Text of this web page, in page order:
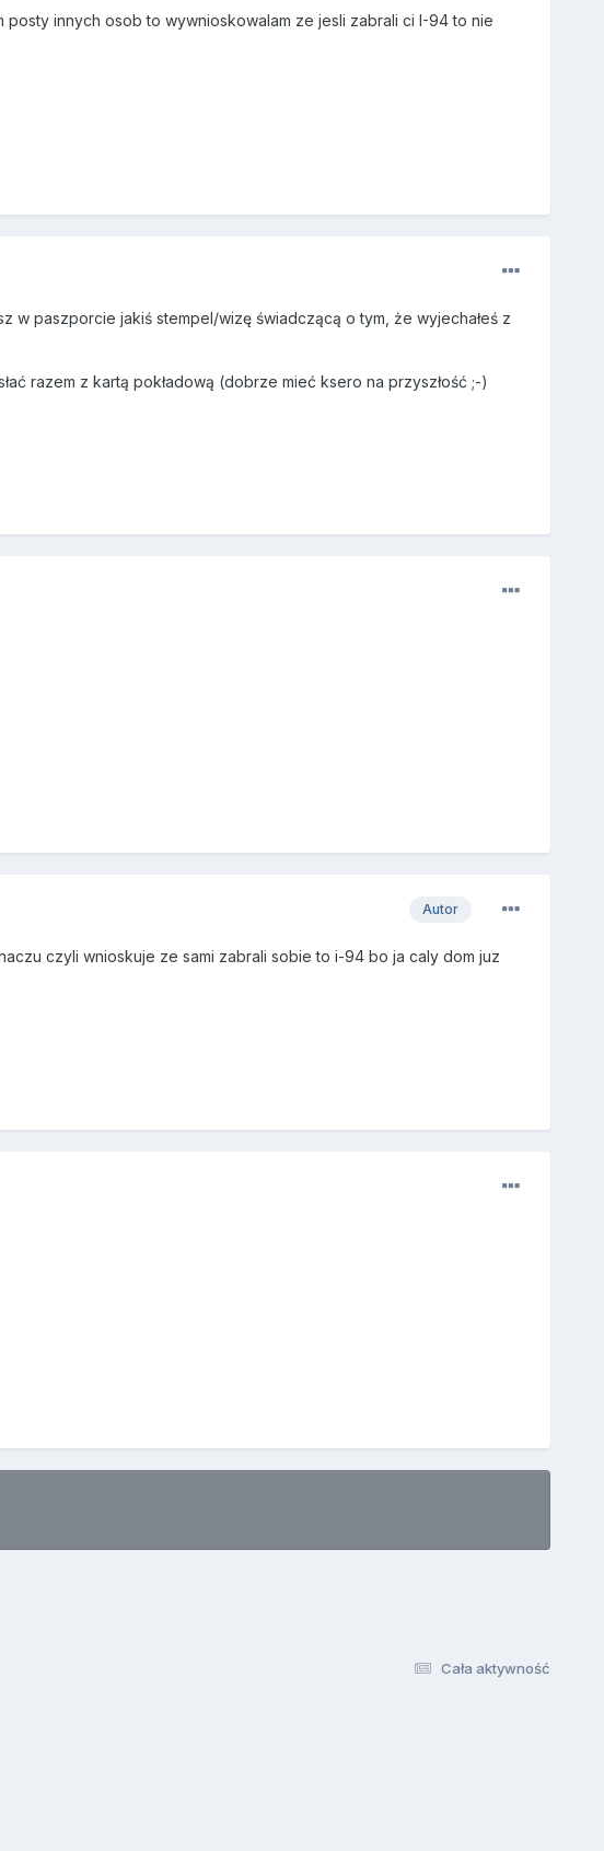
innych osob to wywnioskowalam ze jesli zabrali ci I-94 to nie
w paszporcie jakiś stempel/wizę świadczącą o tym, że wyjechałeś z
razem z kartą pokładową (dobrze mieć ksero na przyszłość ;-)
Autor
czyli wnioskuje ze sami zabrali sobie to i-94 bo ja caly dom juz
Cała aktywność